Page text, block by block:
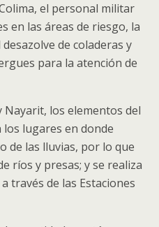
el personal militar
en las áreas de riesgo, la
de coladeras y
para la atención de
Nayarit, los elementos del
lugares en donde
de las lluvias, por lo que
ríos y presas; y se realiza
través de las Estaciones